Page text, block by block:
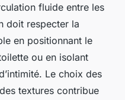
fluide entre les
doit respecter la
en positionnant le
ou en isolant
Le choix des
textures contribue